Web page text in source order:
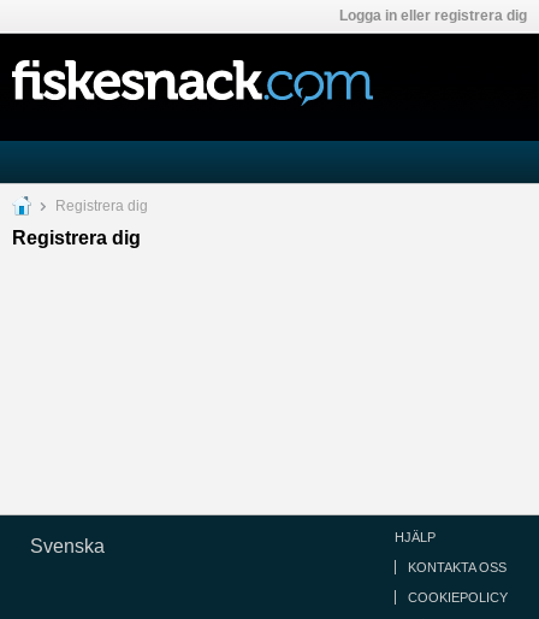
Logga in eller registrera dig
Registrera dig
Registrera dig
Svenska HJÄLP
KONTAKTA OSS
COOKIEPOLICY